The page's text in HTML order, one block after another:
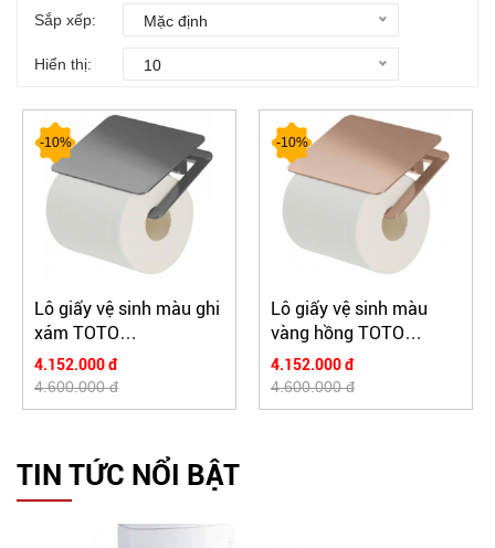
Sắp xếp: Mặc định
Hiển thị: 10
-10%
Lô giấy vệ sinh màu ghi
xám TOTO
YH902V#BGP
4.152.000 đ
4.600.000 đ
-10%
Lô giấy vệ sinh màu
vàng hồng TOTO
YH902V#BRG
4.152.000 đ
4.600.000 đ
TIN TỨC NỔI BẬT